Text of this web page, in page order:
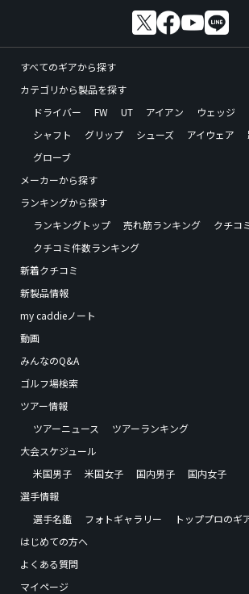
すべてのギアから探す
カテゴリから製品を探す
ドライバー
FW UT アイアン ウェッジ
シャフト
グリップ シューズ アイウェア
グローブ
メーカーから探す
ランキングから探す
ランキングトップ
売れ筋ランキング
クチコ
クチコミ件数ランキング
新着クチコミ
新製品情報
my caddieノート
動画
みんなのQ&A
ゴルフ場検索
ツアー情報
ツアーニュース
ツアーランキング
大会スケジュール
米国男子
米国女子 国内男子
国内女子
選手情報
選手名鑑
フォトギャラリー
トッププロのギ
はじめての方へ
よくある質問
マイページ